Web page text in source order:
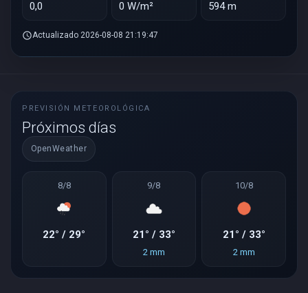
0,0 0 W/m² 594 m
scheduleActualizado 2026-08-08 21:19:47
PREVISIÓN METEOROLÓGICA
Próximos días
OpenWeather
8/8
22° / 29°
9/8
21° / 33°
2 mm
10/8
21° / 33°
2 mm